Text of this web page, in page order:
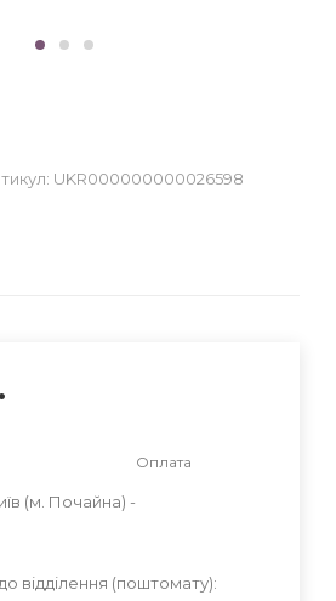
UKR000000000026598
Оплата
(м. Почайна) -
відділення (поштомату):